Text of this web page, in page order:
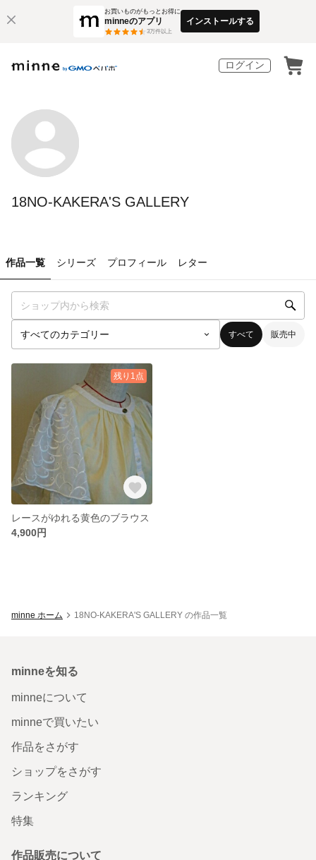
お買いものがもっとお得に
minneのアプリ
3万件以上
インストールする
ログイン
18NO-KAKERA'S GALLERY
作品一覧 シリーズ プロフィール レター
すべて 販売中
残り1点
レースがゆれる黄色のブラウス
4,900円
minne ホーム 18NO-KAKERA'S GALLERY の作品一覧
minneを知る
minneについて
minneで買いたい
作品をさがす
ショップをさがす
ランキング
特集
作品販売について